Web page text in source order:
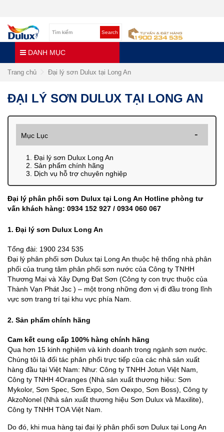
Search
DANH MỤC
Trang chủ Đại lý sơn Dulux tại Long An
ĐẠI LÝ SƠN DULUX TẠI LONG AN
Mục Lục
1. Đại lý sơn Dulux Long An
2. Sản phẩm chính hãng
3. Dịch vụ hỗ trợ chuyên nghiệp
Đại lý phân phối sơn Dulux tại Long An Hotline phòng tư
vấn khách hàng: 0934 152 927 / 0934 060 067
1. Đại lý sơn Dulux Long An
Tổng đài: 1900 234 535
Đại lý phân phối sơn Dulux tại Long An thuộc hệ thống nhà phân
phối của trung tâm phân phối sơn nước của Công ty TNHH
Thương Mại và Xây Dựng Đạt Sơn (Công ty con trực thuộc của
Thành Vạn Phát Jsc ) – một trong những đơn vị đi đầu trong lĩnh
vực sơn trang trí tại khu vực phía Nam.
2. Sản phẩm chính hãng
Cam kết cung cấp 100% hàng chính hãng
Qua hơn 15 kinh nghiệm và kinh doanh trong ngành sơn nước.
Chúng tôi là đối tác phân phối trực tiếp của các nhà sản xuất
hàng đầu tại Việt Nam: Như: Công ty TNHH Jotun Việt Nam,
Công ty TNHH 4Oranges (Nhà sản xuất thương hiệu: Sơn
Mykolor, Sơn Spec, Sơn Expo, Sơn Oexpo, Sơn Boss), Công ty
AkzoNonel (Nhà sản xuất thương hiệu Sơn Dulux và Maxilite),
Công ty TNHH TOA Việt Nam.
Do đó, khi mua hàng tại đại lý phân phối sơn Dulux tại Long An